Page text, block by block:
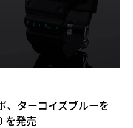
、ターコイズブルーを
を発売